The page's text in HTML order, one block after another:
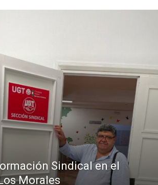
Sindical en el
Morales